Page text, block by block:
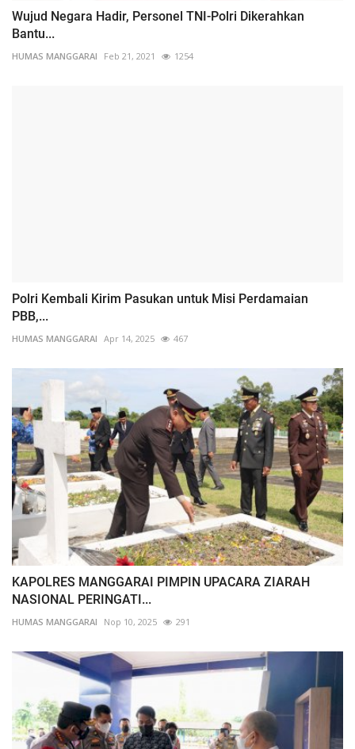
Wujud Negara Hadir, Personel TNI-Polri Dikerahkan
Bantu...
HUMAS MANGGARAI Feb 21, 2021 1254
Polri Kembali Kirim Pasukan untuk Misi Perdamaian
PBB,...
HUMAS MANGGARAI Apr 14, 2025 467
KAPOLRES MANGGARAI PIMPIN UPACARA ZIARAH
NASIONAL PERINGATI...
HUMAS MANGGARAI Nop 10, 2025 291